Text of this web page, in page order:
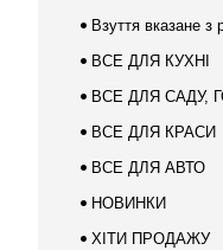
Взуття вказане з
ВСЕ ДЛЯ КУХНІ
ВСЕ ДЛЯ САДУ,
ВСЕ ДЛЯ КРАСИ
ВСЕ ДЛЯ АВТО
НОВИНКИ
ХІТИ ПРОДАЖУ